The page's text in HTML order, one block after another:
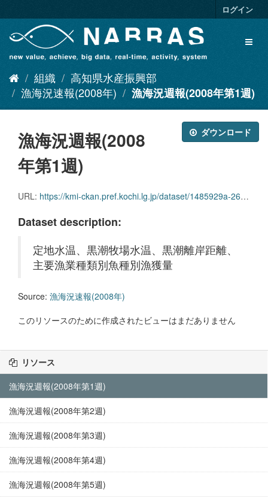
キ
ログイン
組織
高知県水産振興部
漁海況速報(2008年)
漁海況週報(2008年第1週)
ダウンロード
漁海況週報(2008
年第1週)
URL: https://kmi-ckan.pref.kochi.lg.jp/dataset/1485929a-2625-4223-8665-751a6710eade/resource/defefb82-55dd-44f3-a1a3-9ef3de39dc08/download/ryoukaikyoushuuhou2008nendai1shuu.pdf
Dataset description:
定地水温、黒潮牧場水温、黒潮離岸距離、
主要漁業種類別魚種別漁獲量
Source: 漁海況速報(2008年)
このリソースのために作成されたビューはまだありません
リソース
漁海況週報(2008年第1週)
漁海況週報(2008年第2週)
漁海況週報(2008年第3週)
漁海況週報(2008年第4週)
漁海況週報(2008年第5週)